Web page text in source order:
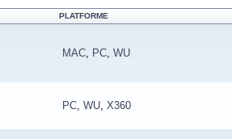
PLATFORME
MAC, PC, WU
PC, WU, X360